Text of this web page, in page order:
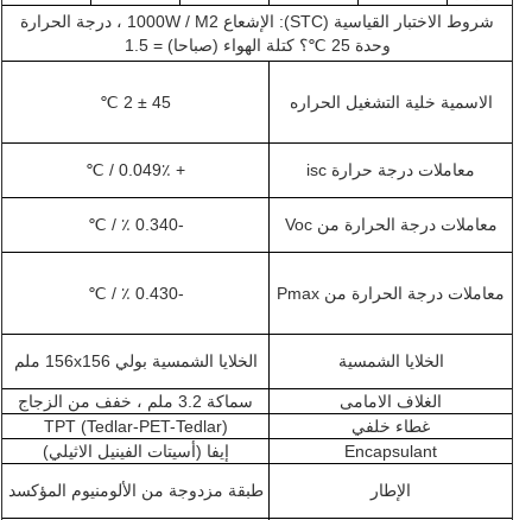
شروط الاختبار القياسية (STC): الإشعاع 1000W / M2 ، درجة الحرارة
وحدة 25 ℃؟
كتلة الهواء (صباحا) = 1.5
الاسمية خلية التشغيل الحراره 45 ± 2 ℃
معاملات درجة حرارة isc + 0.049٪ / ℃
معاملات درجة الحرارة من Voc -0.340 ٪ / ℃
معاملات درجة الحرارة من Pmax -0.430 ٪ / ℃
الخلايا الشمسية الخلايا الشمسية بولي 156x156 ملم
الغلاف الامامى
سماكة 3.2 ملم ، خفف من الزجاج
غطاء خلفي
TPT (Tedlar-PET-Tedlar)
Encapsulant
إيفا (أسيتات الفينيل الاثيلي)
الإطار طبقة مزدوجة من الألومنيوم المؤكسد